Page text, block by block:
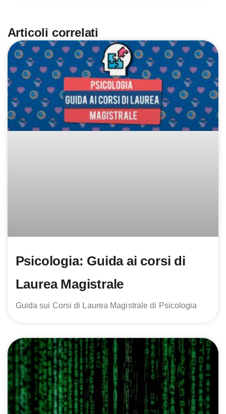
Articoli correlati
Psicologia: Guida ai corsi di
Laurea Magistrale
Guida sui Corsi di Laurea Magistrale di Psicologia